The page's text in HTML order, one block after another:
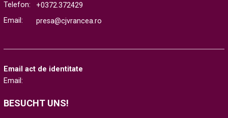
Telefon:
+0372.372429
Email:
presa@cjvrancea.ro
Email act de identitate
Email:
BESUCHT UNS!